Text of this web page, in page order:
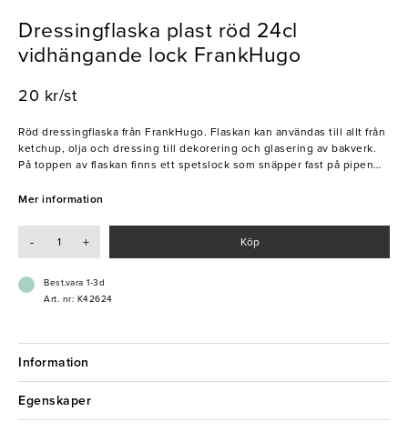
Dressingflaska plast röd 24cl
vidhängande lock FrankHugo
20 kr/st
Röd dressingflaska från FrankHugo. Flaskan kan användas till allt från
ketchup, olja och dressing till dekorering och glasering av bakverk.
På toppen av flaskan finns ett spetslock som snäpper fast på pipen
Mer information
- + Köp
Best.vara 1-3d
Art. nr: K42624
Information
Egenskaper